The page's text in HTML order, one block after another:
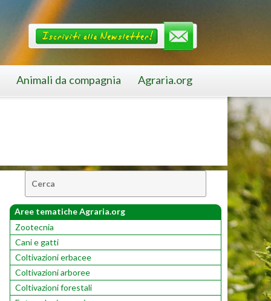
Animali da compagnia Agraria.org
Aree tematiche Agraria.org
Zootecnia
Cani e gatti
Coltivazioni erbacee
Coltivazioni arboree
Coltivazioni forestali